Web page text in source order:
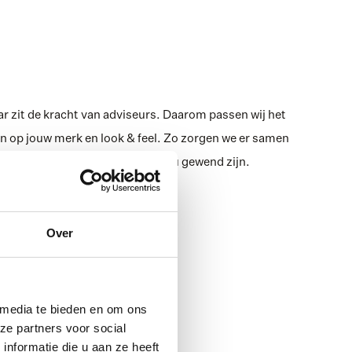
Over
te bieden en om ons
partners voor social
die u aan ze heeft
zit de kracht van adviseurs. Daarom passen wij het
jouw merk en look & feel. Zo zorgen we er samen
past bij wat je klanten van jou gewend zijn.